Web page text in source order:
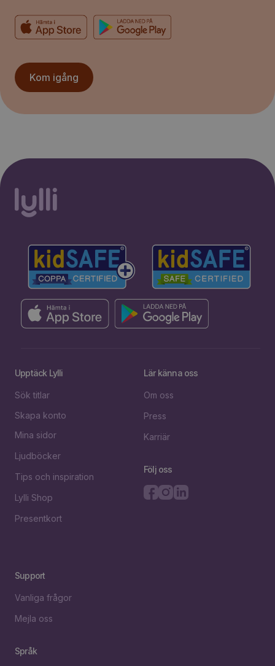
Kom igång
Upptäck Lylli
Sök titlar
Skapa konto
Mina sidor
Ljudböcker
Tips och inspiration
Lylli Shop
Presentkort
Lär känna oss
Om oss
Press
Karriär
Följ oss
Support
Vanliga frågor
Mejla oss
Språk